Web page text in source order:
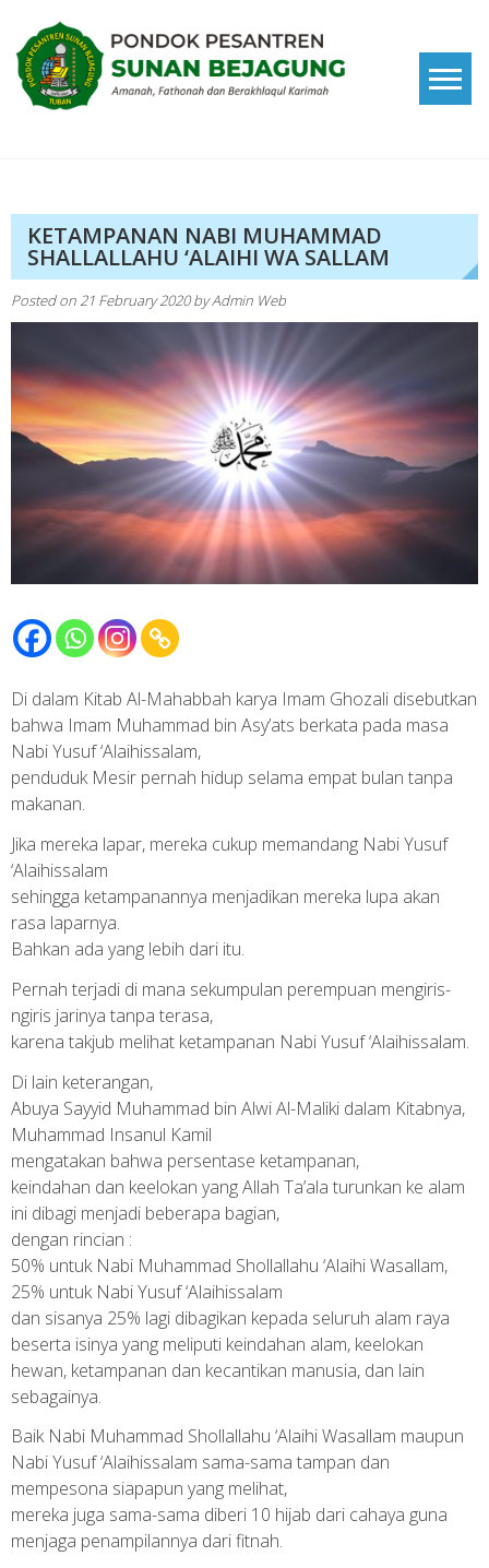
content
KETAMPANAN NABI MUHAMMAD
SHALLALLAHU ‘ALAIHI WA SALLAM
Posted on 21 February 2020byAdmin Web
Di dalam Kitab Al-Mahabbah karya Imam Ghozali disebutkan
bahwa Imam Muhammad bin Asy’ats berkata pada masa
Nabi Yusuf ‘Alaihissalam,
penduduk Mesir pernah hidup selama empat bulan tanpa
makanan.
Jika mereka lapar, mereka cukup memandang Nabi Yusuf
‘Alaihissalam
sehingga ketampanannya menjadikan mereka lupa akan
rasa laparnya.
Bahkan ada yang lebih dari itu.
Pernah terjadi di mana sekumpulan perempuan mengiris-
ngiris jarinya tanpa terasa,
karena takjub melihat ketampanan Nabi Yusuf ‘Alaihissalam.
Di lain keterangan,
Abuya Sayyid Muhammad bin Alwi Al-Maliki dalam Kitabnya,
Muhammad Insanul Kamil
mengatakan bahwa persentase ketampanan,
keindahan dan keelokan yang Allah Ta’ala turunkan ke alam
ini dibagi menjadi beberapa bagian,
dengan rincian :
50% untuk Nabi Muhammad Shollallahu ‘Alaihi Wasallam,
25% untuk Nabi Yusuf ‘Alaihissalam
dan sisanya 25% lagi dibagikan kepada seluruh alam raya
beserta isinya yang meliputi keindahan alam, keelokan
hewan, ketampanan dan kecantikan manusia, dan lain
sebagainya.
Baik Nabi Muhammad Shollallahu ‘Alaihi Wasallam maupun
Nabi Yusuf ‘Alaihissalam sama-sama tampan dan
mempesona siapapun yang melihat,
mereka juga sama-sama diberi 10 hijab dari cahaya guna
menjaga penampilannya dari fitnah.